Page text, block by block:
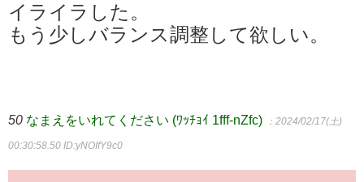
イライラした。
もう少しバランス調整して欲しい。
50 なまえをいれてください (ﾜｯﾁｮｲ 1fff-nZfc) ：2024/02/17(土)
00:30:58.50 ID:yNOIfY9c0